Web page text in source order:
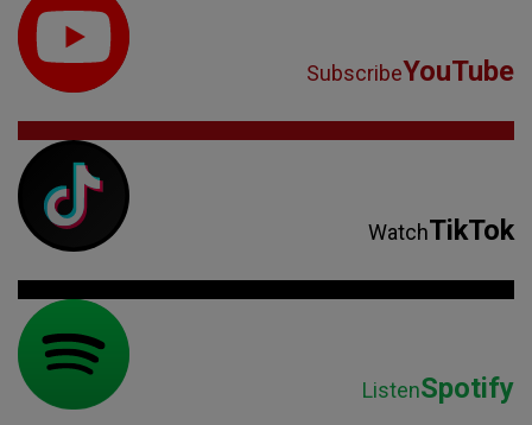
SubscribeYouTube
WatchTikTok
ListenSpotify